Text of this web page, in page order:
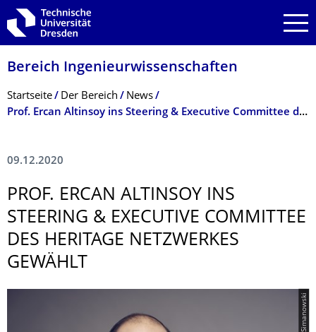
Zur Hauptnavigation springen
Zur Suche springen
Zum Inhalt springen
Bereich Ingenieur­wissen­schaften
Breadcrumb-Menü
Startseite Der Bereich
News
Prof. Ercan Altinsoy ins Steering & Executive Committee des Heritage Netzwerkes gewählt
09.12.2020
PROF. ERCAN ALTINSOY INS
STEERING & EXECUTIVE COMMITTEE
DES HERITAGE NETZWERKES
GEWÄHLT